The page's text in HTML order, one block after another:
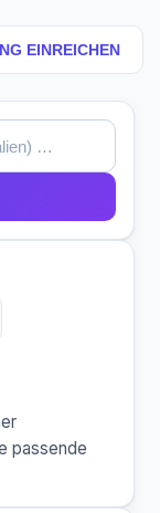
EINREICHEN
passende